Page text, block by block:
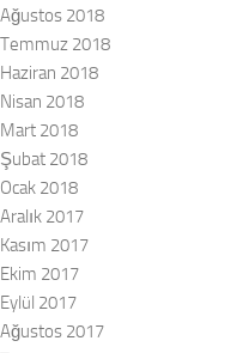
Ağustos 2018
Temmuz 2018
Haziran 2018
Nisan 2018
Mart 2018
Şubat 2018
Ocak 2018
Aralık 2017
Kasım 2017
Ekim 2017
Eylül 2017
Ağustos 2017